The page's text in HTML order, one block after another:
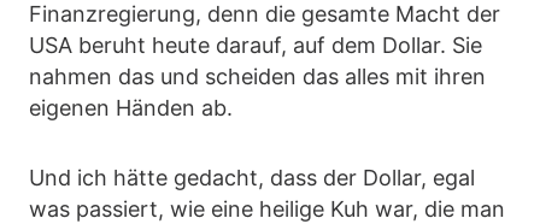
Finanzregierung, denn die gesamte Macht der
USA beruht heute darauf, auf dem Dollar. Sie
nahmen das und scheiden das alles mit ihren
eigenen Händen ab.
Und ich hätte gedacht, dass der Dollar, egal
was passiert, wie eine heilige Kuh war, die man